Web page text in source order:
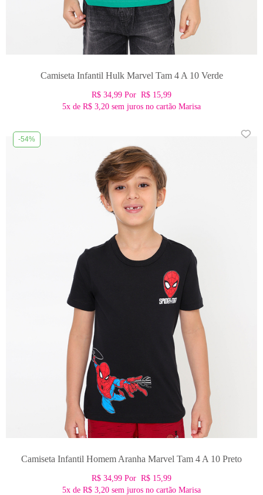
Camiseta Infantil Hulk Marvel Tam 4 A 10 Verde
R$ 34,99 Por R$ 15,99
5x de R$ 3,20 sem juros no cartão Marisa
-54%
Camiseta Infantil Homem Aranha Marvel Tam 4 A 10 Preto
R$ 34,99 Por R$ 15,99
5x de R$ 3,20 sem juros no cartão Marisa